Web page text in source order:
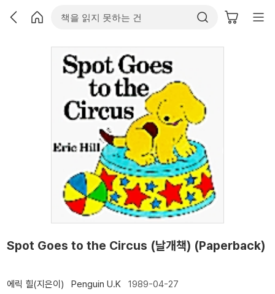
Spot Goes to the Circus (날개책) (Paperback)
에릭 힐(지은이) Penguin U.K 1989-04-27